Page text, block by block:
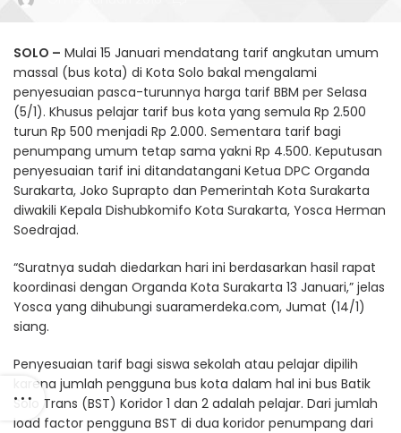
SOLO – Mulai 15 Januari mendatang tarif angkutan umum
massal (bus kota) di Kota Solo bakal mengalami
penyesuaian pasca-turunnya harga tarif BBM per Selasa
(5/1). Khusus pelajar tarif bus kota yang semula Rp 2.500
turun Rp 500 menjadi Rp 2.000. Sementara tarif bagi
penumpang umum tetap sama yakni Rp 4.500. Keputusan
penyesuaian tarif ini ditandatangani Ketua DPC Organda
Surakarta, Joko Suprapto dan Pemerintah Kota Surakarta
diwakili Kepala Dishubkomifo Kota Surakarta, Yosca Herman
Soedrajad.
“Suratnya sudah diedarkan hari ini berdasarkan hasil rapat
koordinasi dengan Organda Kota Surakarta 13 Januari,” jelas
Yosca yang dihubungi suaramerdeka.com, Jumat (14/1)
siang.
Penyesuaian tarif bagi siswa sekolah atau pelajar dipilih
karena jumlah pengguna bus kota dalam hal ini bus Batik
Solo Trans (BST) Koridor 1 dan 2 adalah pelajar. Dari jumlah
load factor pengguna BST di dua koridor penumpang dari